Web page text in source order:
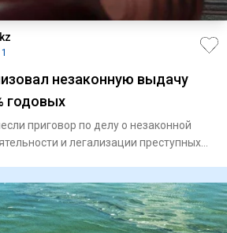
незаконную выдачу
годовых
приговор по делу о незаконной
и легализации преступных